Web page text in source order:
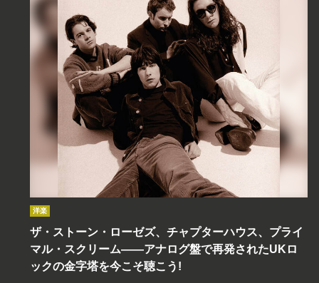
洋楽
ザ・ストーン・ローゼズ、チャプターハウス、プライ
マル・スクリーム――アナログ盤で再発されたUKロ
ックの金字塔を今こそ聴こう!